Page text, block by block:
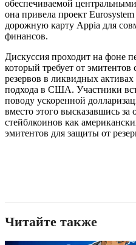
обеспечиваемой
она привела проект
дорожную карту Appia для
финансов.
Дискуссия проходит на фоне
который требует от
резервов в ликвидных
подхода в США. Участники
поводу ускоренной
вместо этого высказавшись
стейблкоинов как
эмитентов для защиты от
Читайте также